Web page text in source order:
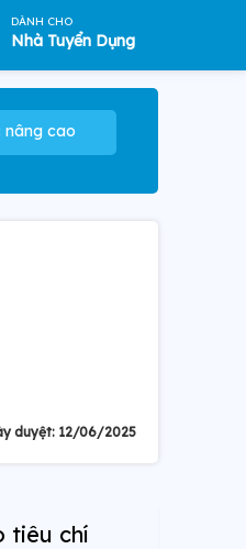
DÀNH CHO
Nhà Tuyển Dụng
nâng cao
duyệt: 12/06/2025
tiêu chí